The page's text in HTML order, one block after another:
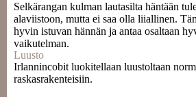
Selkärangan kulman lautasilta häntään
alaviistoon, mutta ei saa olla liiallinen.
hyvin istuvan hännän ja antaa osaltaan
vaikutelman.
Luusto
Irlannincobit luokitellaan luustoltaan
raskasrakenteisiin.